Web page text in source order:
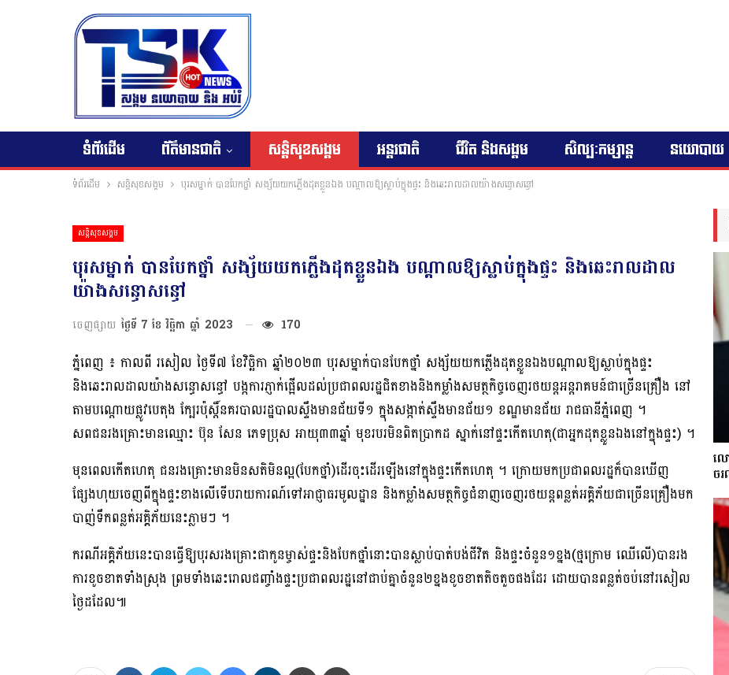
ទំព័រដើម ព័ត៌មានជាតិ សន្តិសុខសង្គម អន្តរជាតិ ជីវិត និងសង្គម សិល្បៈកម្សាន្ត នយោបាយ
ទំព័រដើម សន្តិសុខសង្គម បុរសម្នាក់ បានបែកថ្នាំ សង្ស័យយកភ្លេីងដុតខ្លួនឯង បណ្ដាលឱ្យស្លាប់ក្នុងផ្ទះ និងឆេះរាលដាលយ៉ាងសន្ធោសន្ធៅ
សន្តិសុខសង្គម
បុរសម្នាក់ បានបែកថ្នាំ សង្ស័យយកភ្លេីងដុតខ្លួនឯង បណ្ដាលឱ្យស្លាប់ក្នុងផ្ទះ និងឆេះរាលដាល
យ៉ាងសន្ធោសន្ធៅ
ចេញផ្សាយ ថ្ងៃទី 7 ខែ វិច្ឆិកា ឆ្នាំ 2023 170
ភ្នំពេញ ៖ កាលពី រសៀល ថ្ងៃទី៧ ខែវិច្ឆិកា ឆ្នាំ២០២៣ បុរសម្នាក់បានបែកថ្នាំ សង្ស័យយកភ្លេីងដុតខ្លួនឯងបណ្ដាលឱ្យស្លាប់ក្នុងផ្ទះ
និងឆេះរាលដាលយ៉ាងសន្ធោសន្ធៅ បង្កការភ្ញាក់ផ្អើលដល់ប្រជាពលរដ្ឋជិតខាងនិងកម្លាំងសមត្ថកិច្ចចេញរថយន្តអន្តរាគមន៍ជាច្រើនគ្រឿង នៅ
តាមបណ្ដោយផ្លូវបេតុង ក្បែរប៉ុស្តិ៍នគរបាលរដ្ឋបាលស្ទឹងមានជ័យទី១ ក្នុងសង្កាត់ស្ទឹងមានជ័យ១ ខណ្ឌមានជ័យ រាជធានីភ្នំពេញ ។
សពជនរងគ្រោះមានឈ្មោះ ប៊ុន សែន ភេទប្រុស អាយុ៣៣ឆ្នាំ មុខរបរមិនពិតប្រាកដ ស្នាក់នៅផ្ទះកេីតហេតុ(ជាអ្នកដុតខ្លួនឯងនៅក្នុងផ្ទះ) ។
មុនពេលកើតហេតុ ជនរងគ្រោះមានមិនសតិមិនល្អ(បែកថ្នាំ)ដេីរចុះដើរឡេីងនៅក្នុងផ្ទះកេីតហេតុ ។ ក្រោយមកប្រជាពលរដ្ឋក៏បានឃើញ
ផ្សែងហុយចេញពីក្នុងផ្ទះខាងលេីទេីបរាយការណ៍ទៅអាជ្ញាធរមូលដ្ឋាន និងកម្លាំងសមត្ថកិច្ចជំនាញចេញរថយន្តពន្លត់អគ្គិភ័យជាច្រើនគ្រឿងមក
បាញ់ទឹកពន្លត់អគ្គិភ័យនេះភ្លាមៗ ។
ករណីអគ្គិភ័យនេះបានធ្វេីឱ្យបុរសរងគ្រោះជាកូនម្ចាស់ផ្ទះនិងបែកថ្នាំនោះបានស្លាប់បាត់បង់ជីវិត និងផ្ទះចំនួន១ខ្នង(ថ្មក្រោម ឈេីលេី)បានរង
ការខូចខាតទាំងស្រុង ព្រមទាំងឆេះរោលជញ្ចាំងផ្ទះប្រជាពលរដ្ឋនៅជាប់គ្នាចំនួន២ខ្នងខូចខាតតិចតួចផងដែរ ដោយបានពន្លត់ចប់នៅរសៀល
ថ្ងៃដដែល៕
ល
ច